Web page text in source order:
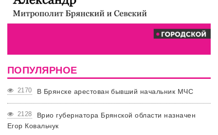
ПОПУЛЯРНОЕ
2170 В Брянске арестован бывший начальник МЧС
2128
Врио губернатора Брянской области назначен
Егор Ковальчук